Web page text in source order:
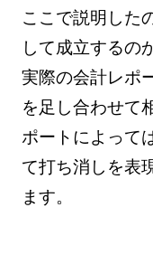
ここで説明した
して成立するの
実際の会計レポ
を足し合わせて
ポートによって
て打ち消しを表
ます。